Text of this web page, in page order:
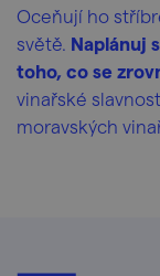
Oceňují ho
světě. Naplánuj
toho, co se
vinařské
moravských